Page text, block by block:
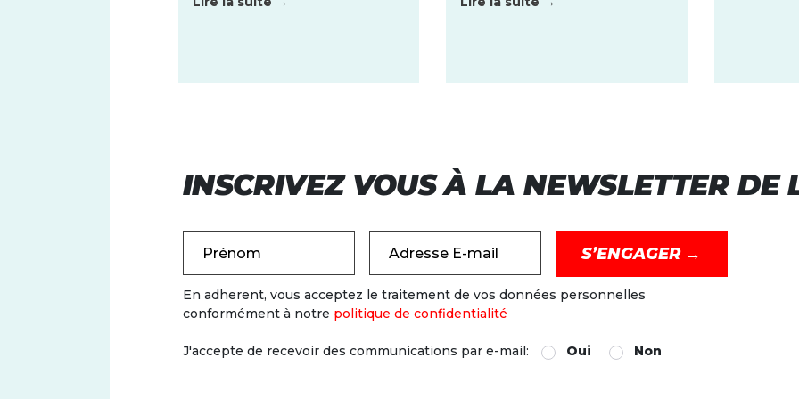
INSCRIVEZ VOUS À LA NEWSLETTER DE
Prénom Adresse E-mail
En adherent, vous acceptez le traitement de vos données personnelles
conformément à notre politique de confidentialité
J'accepte de recevoir des communications par e-mail: Oui Non